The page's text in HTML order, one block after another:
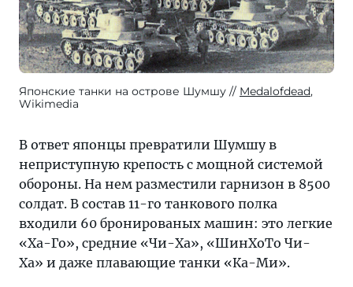
Японские танки на острове Шумшу Medalofdead,
Wikimedia
В ответ японцы превратили Шумшу в
неприступную крепость с мощной системой
обороны. На нем разместили гарнизон в 8500
солдат. В состав 11-го танкового полка
входили 60 бронированых машин: это легкие
«Ха-Го», средние «Чи-Ха», «ШинХоТо Чи-
Ха» и даже плавающие танки «Ка-Ми».